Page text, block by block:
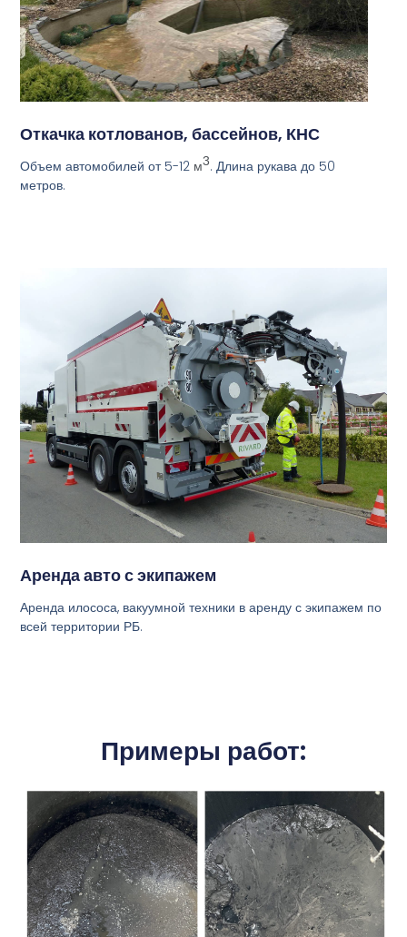
Откачка котлованов, бассейнов, КНС
Объем автомобилей от 5-12 м3. Длина рукава до 50
метров.
Аренда авто с экипажем
Аренда илососа, вакуумной техники в аренду с экипажем по
всей территории РБ.
Примеры работ: